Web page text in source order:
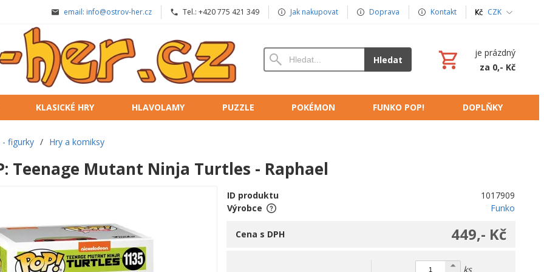
email: info@ostrov-her.cz Tel.: +420 775 421 349 Jak nakupovat Doprava Kontakt CZK
Hledat
je prázdný
za 0,- Kč
KLASICKÉ HRY HLAVOLAMY PUZZLE POKÉMON FUNKO POP! DOPLŇKY
- figurky / Hry a komiksy
Teenage Mutant Ninja Turtles - Raphael
ID produktu
1017909
Výrobce
Funko
449,- Kč
Cena s DPH
ks